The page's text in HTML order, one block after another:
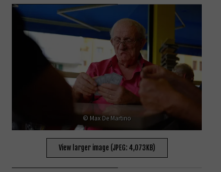
© Max De Martino
View larger image (JPEG: 4,073KB)